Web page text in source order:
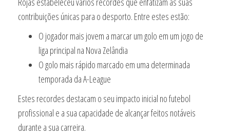
contribuições únicas para o desporto. Entre estes estão:
O jogador mais jovem a marcar um golo em um jogo de
liga principal na Nova Zelândia
O golo mais rápido marcado em uma determinada
temporada da A-League
Estes recordes destacam o seu impacto inicial no futebol
profissional e a sua capacidade de alcançar feitos notáveis
durante a sua carreira.